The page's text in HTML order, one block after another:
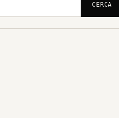
CERCA